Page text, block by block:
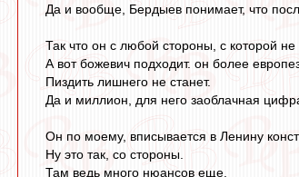
Да и вообще, Бердыев понимает, что
Так что он с любой стороны, с которой
А вот божевич подходит. он более
Пиздить лишнего не станет.
Да и миллион, для него заоблачная
Он по моему, вписывается в Ленину
Ну это так, со стороны.
Там ведь много нюансов еще.